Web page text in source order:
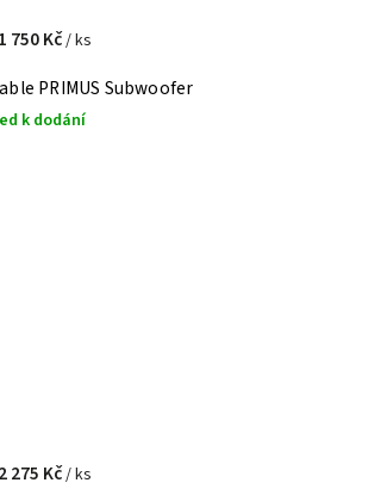
PRIMUS Subwoofer
k dodání
1 750 Kč/ ks
2 275 Kč/ ks